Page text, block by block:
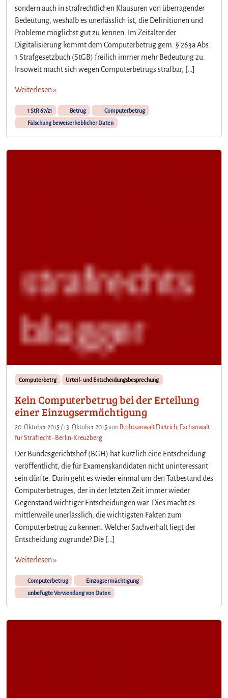
sondern auch in strafrechtlichen Klausuren von überragender
Bedeutung, weshalb es unerlässlich ist, die Definitionen und
Probleme möglichst gut zu kennen. Im Zeitalter der
Digitalisierung kommt dem Computerbetrug gem. § 263a Abs.
1 Strafgesetzbuch (StGB) freilich immer mehr Bedeutung zu.
Insoweit macht sich wegen Computerbetrugs strafbar, […]
Weiterlesen »
1 StR 67/21 Betrug
Computerbetrug
Fälschung beweiserheblicher Daten
Computerbetrg Urteil- und Entscheidungsbesprechung
Kein Computerbetrug bei der Erteilung
einer Einzugsermächtigung
20. Oktober 2015 /13. Oktober 2015von Rechtsanwalt Dietrich, Fachanwalt
für Strafrecht - Berlin-Kreuzberg
Der Bundesgerichtshof (BGH) hat kürzlich eine Entscheidung
veröffentlicht, die für Examenskandidaten nicht uninteressant
sein dürfte. Darin geht es wieder einmal um den Tatbestand des
Computerbetruges, der in der letzten Zeit immer wieder
Gegenstand wichtiger Entscheidungen war. Dies macht es
mittlerweile unerlässlich, die wichtigsten Fakten zum
Computerbetrug zu kennen. Welcher Sachverhalt liegt der
Entscheidung zugrunde? Die […]
Weiterlesen »
Computerbetrug
Einzugsermächtigung
unbefugte Verwendung von Daten